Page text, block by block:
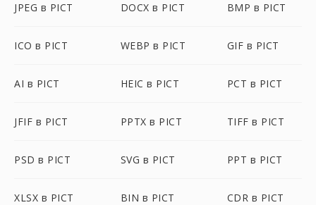
JPEG в PICT DOCX в PICT BMP в PICT
ICO в PICT WEBP в PICT GIF в PICT
AI в PICT HEIC в PICT PCT в PICT
JFIF в PICT PPTX в PICT TIFF в PICT
PSD в PICT SVG в PICT PPT в PICT
XLSX в PICT BIN в PICT CDR в PICT